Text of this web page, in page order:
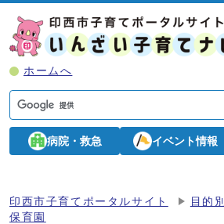
ホームへ
病院・救急 イベント情報
印西市子育てポータルサイト 目的別
保育園